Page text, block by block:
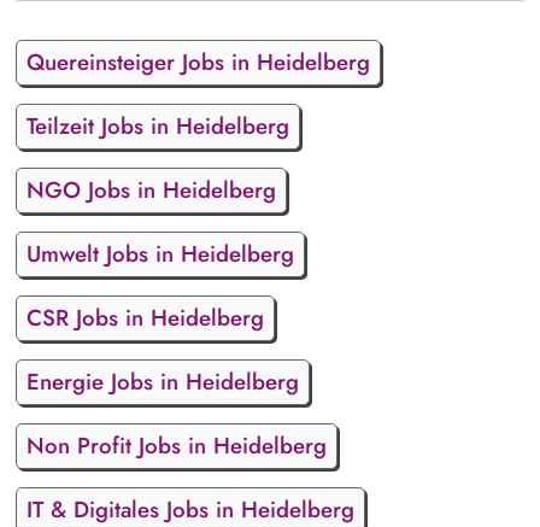
Quereinsteiger Jobs in Heidelberg
Teilzeit Jobs in Heidelberg
NGO Jobs in Heidelberg
Umwelt Jobs in Heidelberg
CSR Jobs in Heidelberg
Energie Jobs in Heidelberg
Non Profit Jobs in Heidelberg
IT & Digitales Jobs in Heidelberg